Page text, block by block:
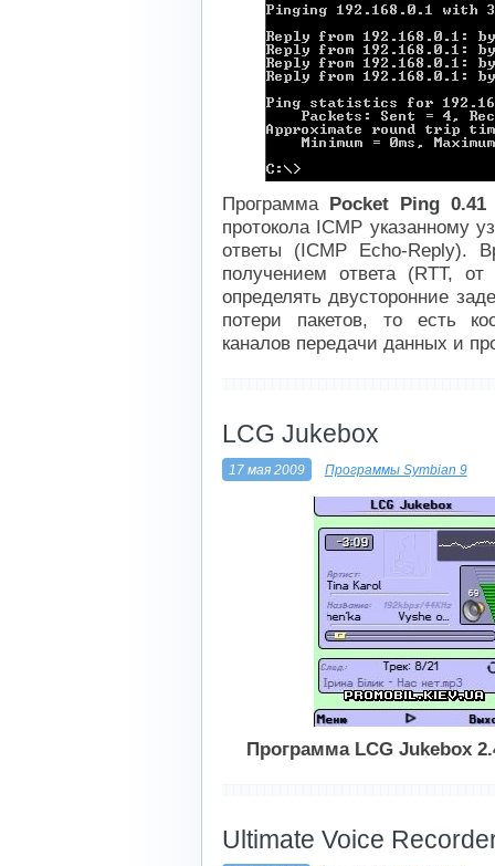
Программа Pocket Ping 0.41
протокола ICMP указанному
ответы (ICMP Echo-Reply).
получением ответа (RTT,
определять двусторонние
потери пакетов, то есть
каналов передачи данных и
LCG Jukebox
17 мая 2009 Программы Symbian 9
Программа LCG Jukebox
Ultimate Voice